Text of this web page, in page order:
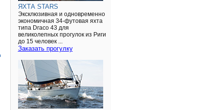
ЯХТА STARS
Эксклюзивная и одновременно
экономичная 34-футовая яхта
типа Draco 43 для
великолепных прогулок из Риги
до 15 человек ...
Заказать прогулку